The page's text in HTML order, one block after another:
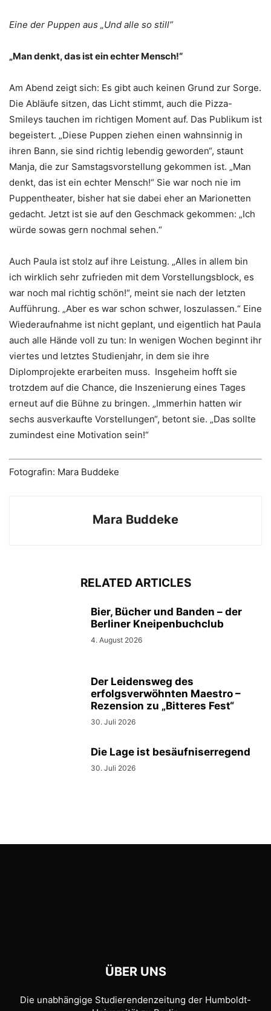
Eine der Puppen aus „Und alle so still”
„Man denkt, das ist ein echter Mensch!“
Am Abend zeigt sich: Es gibt auch keinen Grund zur Sorge.
Die Abläufe sitzen, das Licht stimmt, auch die Pizza-
Smileys tauchen im richtigen Moment auf. Das Publikum ist
begeistert. „Diese Puppen ziehen einen wahnsinnig in
ihren Bann, sie sind richtig lebendig geworden“, staunt
Manja, die zur Samstagsvorstellung gekommen ist. „Man
denkt, das ist ein echter Mensch!“ Sie war noch nie im
Puppentheater, bisher hat sie dabei eher an Marionetten
gedacht. Jetzt ist sie auf den Geschmack gekommen: „Ich
würde sowas gern nochmal sehen.“
Auch Paula ist stolz auf ihre Leistung. „Alles in allem bin
ich wirklich sehr zufrieden mit dem Vorstellungsblock, es
war noch mal richtig schön!“, meint sie nach der letzten
Aufführung. „Aber es war schon schwer, loszulassen.“ Eine
Wiederaufnahme ist nicht geplant, und eigentlich hat Paula
auch alle Hände voll zu tun: In wenigen Wochen beginnt ihr
viertes und letztes Studienjahr, in dem sie ihre
Diplomprojekte erarbeiten muss. Insgeheim hofft sie
trotzdem auf die Chance, die Inszenierung eines Tages
erneut auf die Bühne zu bringen. „Immerhin hatten wir
sechs ausverkaufte Vorstellungen“, betont sie. „Das sollte
zumindest eine Motivation sein!“
Fotografin: Mara Buddeke
Mara Buddeke
RELATED ARTICLES
Bier, Bücher und Banden – der
Berliner Kneipenbuchclub
4. August 2026
Der Leidensweg des
erfolgsverwöhnten Maestro –
Rezension zu „Bitteres Fest“
30. Juli 2026
Die Lage ist besäufniserregend
30. Juli 2026
ÜBER UNS
Die unabhängige Studierendenzeitung der Humboldt-